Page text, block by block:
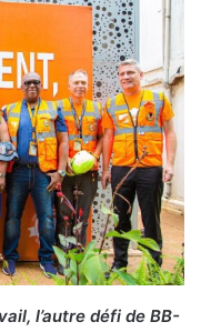
l’autre défi de BB-